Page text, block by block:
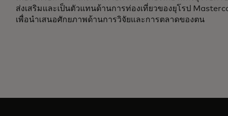
ส่งเสริมและเป็นตัวแทนด้านการท่องเที่ยวของยุโรป
เพื่อนำเสนอศักยภาพด้านการวิจัยและการตลาดของตน